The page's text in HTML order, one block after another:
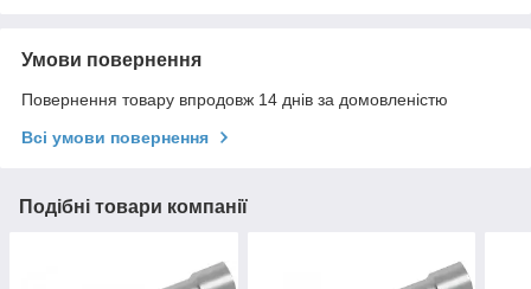
Умови повернення
Повернення товару впродовж 14 днів за домовленістю
Всі умови повернення
Подібні товари компанії